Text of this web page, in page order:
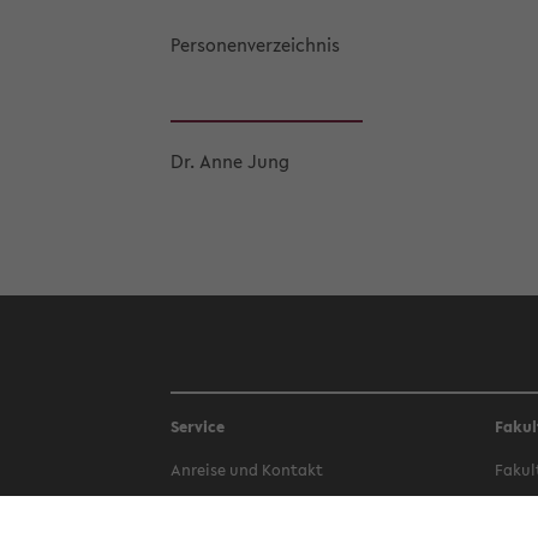
Per­so­nen­ver­zeich­nis
Dr. Anne Jung
Service
An­rei­se und Kon­takt